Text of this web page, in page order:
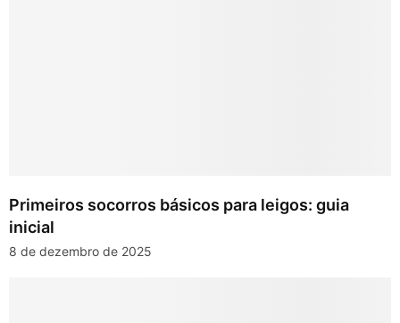
Primeiros socorros básicos para leigos: guia
inicial
8 de dezembro de 2025